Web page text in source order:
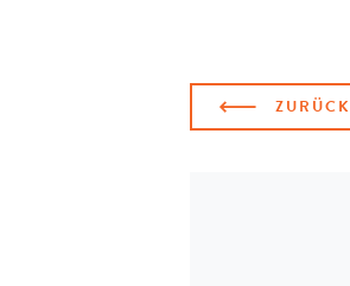
ZURÜCK